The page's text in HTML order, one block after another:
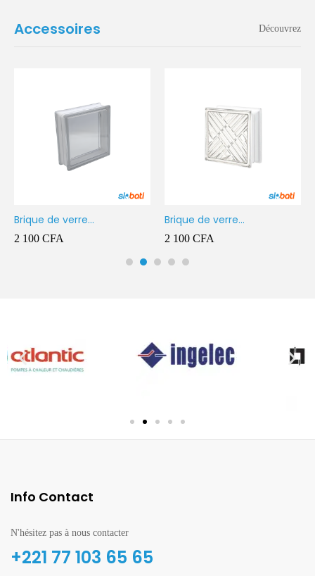
Accessoires Découvrez
Brique de verre
190X190X80MM Transparent
2 100 CFA
Brique de verre
190X190X80MM CROSS
2 100 CFA
Info Contact
N'hésitez pas à nous contacter
+221 77 103 65 65